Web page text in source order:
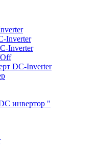
Inverter
Inverter
DC-Inverter
инвертор "